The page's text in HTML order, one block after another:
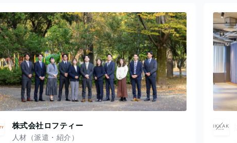
株式会社ロフティー
人材（派遣・紹介）